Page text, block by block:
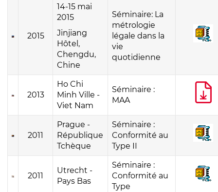
2015
14-15 mai
2015
Jinjiang
Hôtel,
Chengdu,
Chine
Séminaire: La
métrologie
légale dans la
vie
quotidienne
2013
Ho Chi
Minh Ville -
Viet Nam
Séminaire :
MAA
2011
Prague -
République
Tchèque
Séminaire :
Conformité au
Type II
2011
Utrecht -
Pays Bas
Séminaire :
Conformité au
Type